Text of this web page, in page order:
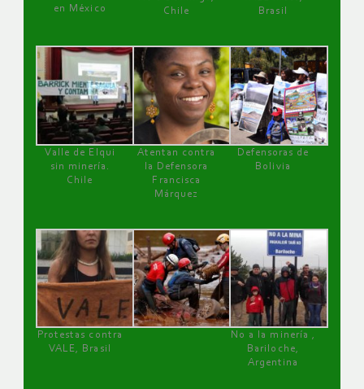
en México
Chile
Brasil
Valle de Elqui
sin minería.
Chile
Atentan contra
la Defensora
Francisca
Márquez
Defensoras de
Bolivia
Protestas contra
VALE, Brasil
No a la minería ,
Bariloche,
Argentina